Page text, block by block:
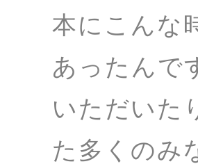
本にこんな
あったんで
いただいた
た多くのみ